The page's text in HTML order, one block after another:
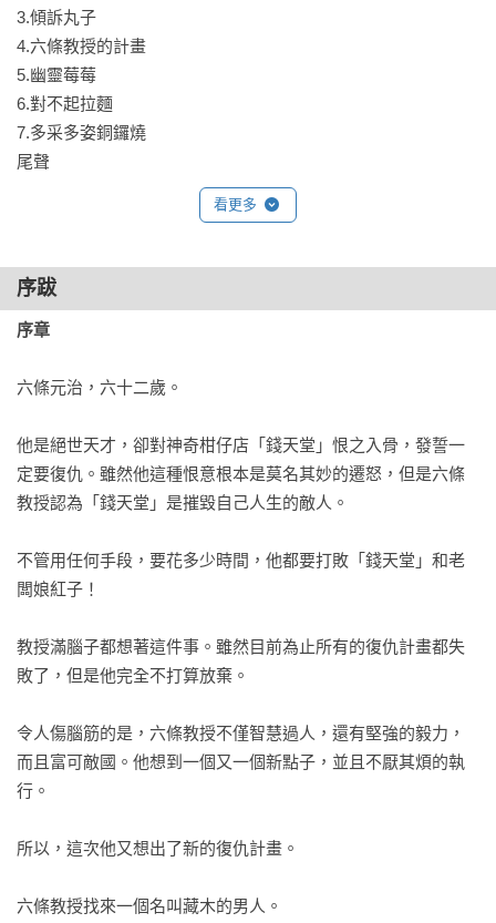
◎系列特色
特色1.同理每個人的煩惱與壓力：七個短篇故事呈現各年齡主角
的煩惱，讓孩子同理每個人的情緒壓力。
特色2.解憂抒壓的出口：透過故事中遇見的煩惱發生、處理與解
決的過程，找到不一樣的抒壓解憂方法。
特色3.解決問題的能力：故事貼近生活，容易產生共感，透過故
特色4.想像與創造力：跟著主角認識神奇作用的點心或玩具，奇
◎本系列共23冊
1.神奇柑仔店1：帶來幸福的錢天堂
3.神奇柑仔店3：誰需要除皺酸梅
5.神奇柑仔店5：我不要帥哥面具！
6.神奇柑仔店6：忍耐鉛筆大逆襲
7. 神奇柑仔店7：糟糕！我吃了款待梨
9. 神奇柑仔店9：消除痠痛地藏饅頭
10. 神奇柑仔店10：順風耳軟糖的報應
12.神奇柑仔店12：神祕人與駱駝輕鬆符
13.神奇柑仔店13：合身花生與神祕實驗
15.神奇柑仔店15：冒牌的長髮公主餅乾
16.神奇柑仔店16：忍者薑片的正面對決
17.歡迎光臨錢天堂：神奇柑仔店大圖鑑
19.神奇柑仔店17：消痛巧克力的危機
21.神奇柑仔店系列：招財貓的每一天
3.傾訴丸子
4.六條教授的計畫
5.幽靈莓莓
6.對不起拉麵
7.多采多姿銅鑼燒
尾聲
看更多
序跋
序章
六條元治，六十二歲。
他是絕世天才，卻對神奇柑仔店「錢天堂」恨之入骨，發誓一
定要復仇。雖然他這種恨意根本是莫名其妙的遷怒，但是六條
教授認為「錢天堂」是摧毀自己人生的敵人。
不管用任何手段，要花多少時間，他都要打敗「錢天堂」和老
闆娘紅子！
教授滿腦子都想著這件事。雖然目前為止所有的復仇計畫都失
敗了，但是他完全不打算放棄。
令人傷腦筋的是，六條教授不僅智慧過人，還有堅強的毅力，
而且富可敵國。他想到一個又一個新點子，並且不厭其煩的執
行。
所以，這次他又想出了新的復仇計畫。
六條教授找來一個名叫藏木的男人。